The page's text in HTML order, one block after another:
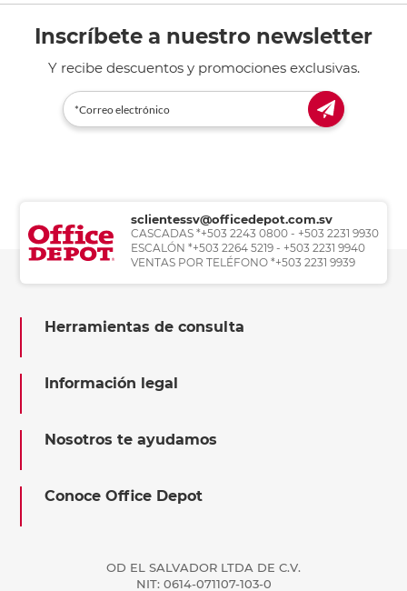
Inscríbete a nuestro newsletter
Y recibe descuentos y promociones exclusivas.
sclientessv@officedepot.com.sv
CASCADAS *+503 2243 0800 - +503 2231 9930
ESCALÓN *+503 2264 5219 - +503 2231 9940
VENTAS POR TELÉFONO *+503 2231 9939
Herramientas de consulta
Información legal
Nosotros te ayudamos
Conoce Office Depot
OD EL SALVADOR LTDA DE C.V.
NIT: 0614-071107-103-0